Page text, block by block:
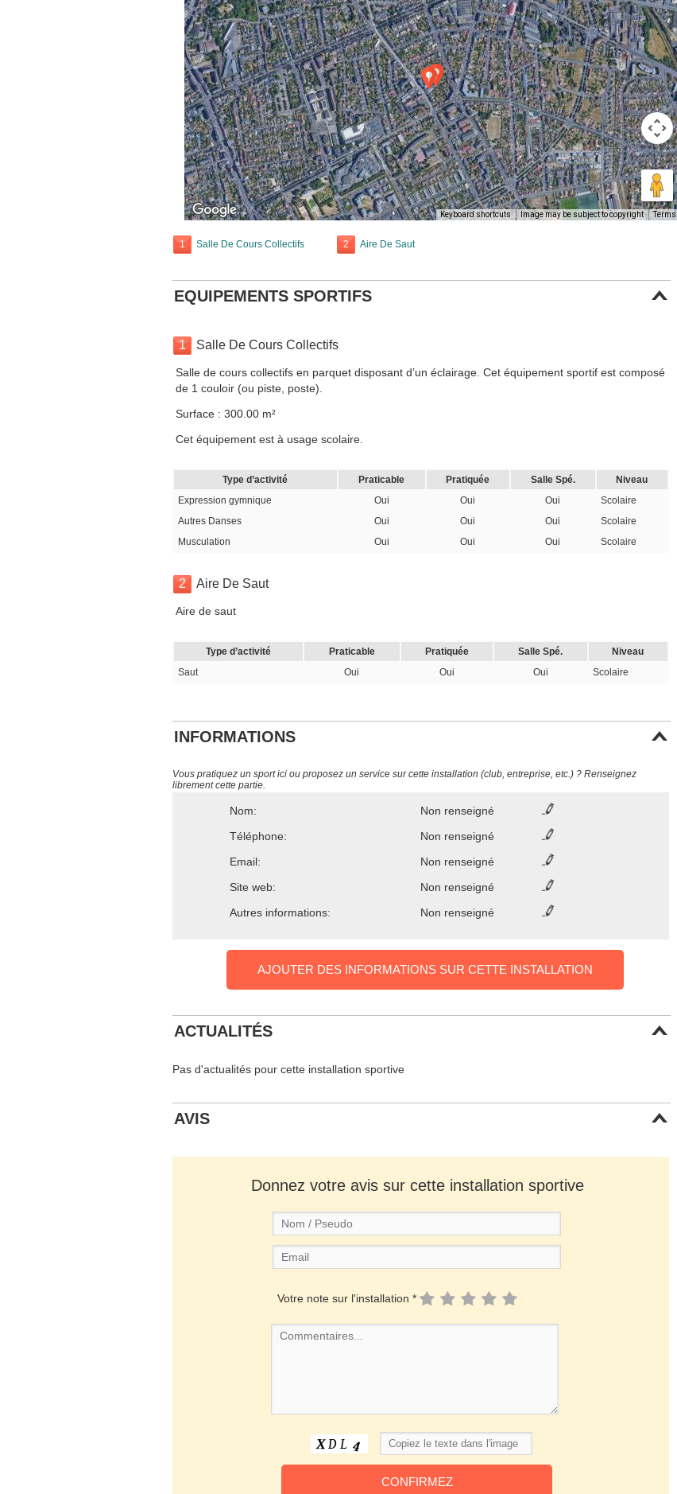
Keyboard shortcuts Image may be subject to copyright Terms
1 Salle De Cours Collectifs 2 Aire De Saut
EQUIPEMENTS SPORTIFS
1 Salle De Cours Collectifs
Salle de cours collectifs en parquet disposant d’un éclairage. Cet équipement sportif est composé
de 1 couloir (ou piste, poste).
Surface : 300.00 m²
Cet équipement est à usage scolaire.
Type d’activité Praticable Pratiquée Salle Spé.
Niveau
Expression gymnique
Oui Oui Oui
Scolaire
Autres Danses
Oui Oui Oui
Scolaire
Musculation
Oui Oui Oui Scolaire
2 Aire De Saut
Aire de saut
Type d’activité Praticable Pratiquée Salle Spé.
Niveau
Saut
Oui Oui Oui Scolaire
INFORMATIONS
Vous pratiquez un sport ici ou proposez un service sur cette installation (club, entreprise, etc.) ? Renseignez
librement cette partie.
Nom:
Non renseigné
Téléphone:
Non renseigné
Email:
Non renseigné
Site web:
Non renseigné
Autres informations:
Non renseigné
AJOUTER DES INFORMATIONS SUR CETTE INSTALLATION
ACTUALITÉS
Pas d'actualités pour cette installation sportive
AVIS
Donnez votre avis sur cette installation sportive
Votre note sur l'installation *